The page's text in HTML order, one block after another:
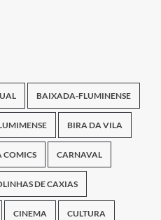
BAIXADA-FLUMINENSE
BIRA DA VILA
COMICS CARNAVAL
DE CAXIAS
CINEMA CULTURA